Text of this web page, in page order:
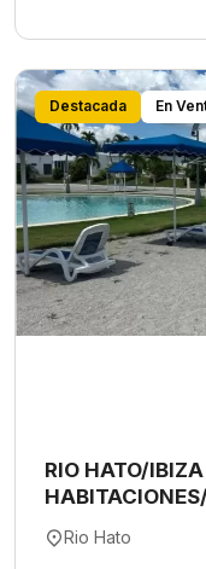
Destacada En
RIO HATO/
Rio Hato